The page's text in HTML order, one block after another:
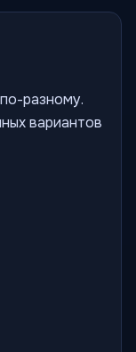
разному.
вариантов